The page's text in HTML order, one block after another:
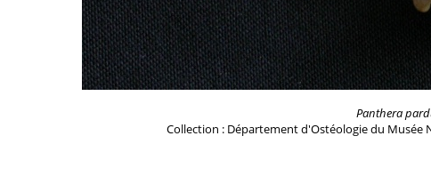
Panthera
Collection : Département d'Ostéologie du Musée